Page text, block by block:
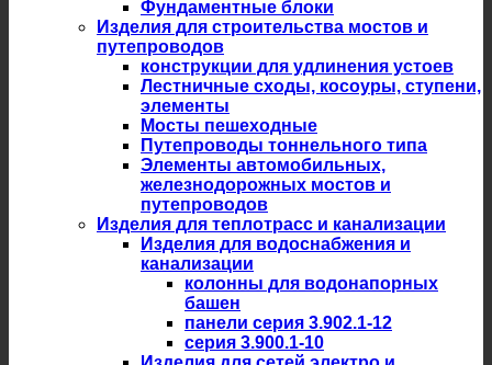
Фундаментные блоки
Изделия для строительства мостов и
путепроводов
конструкции для удлинения устоев
Лестничные сходы, косоуры, ступени,
элементы
Мосты пешеходные
Путепроводы тоннельного типа
Элементы автомобильных,
железнодорожных мостов и
путепроводов
Изделия для теплотрасс и канализации
Изделия для водоснабжения и
канализации
колонны для водонапорных
башен
панели серия 3.902.1-12
серия 3.900.1-10